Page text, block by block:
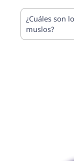
¿Cuáles son
muslos?